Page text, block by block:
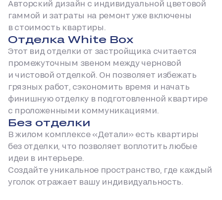
Авторский дизайн с индивидуальной цветовой
гаммой и затраты на ремонт уже включены
в стоимость квартиры.
Отделка White Box
Этот вид отделки от застройщика считается
промежуточным звеном между черновой
и чистовой отделкой. Он позволяет избежать
грязных работ, сэкономить время и начать
финишную отделку в подготовленной квартире
с проложенными коммуникациями.
Без отделки
В жилом комплексе «Детали» есть квартиры
без отделки, что позволяет воплотить любые
идеи в интерьере.
Создайте уникальное пространство, где каждый
уголок отражает вашу индивидуальность.